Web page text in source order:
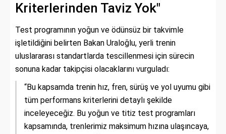
Kriterlerinden Taviz Yok"
Test programının yoğun ve ödünsüz bir takvimle
işletildiğini belirten Bakan Uraloğlu, yerli trenin
uluslararası standartlarda tescillenmesi için sürecin
sonuna kadar takipçisi olacaklarını vurguladı:
“Bu kapsamda trenin hız, fren, sürüş ve yol uyumu gibi
tüm performans kriterlerini detaylı şekilde
inceleyeceğiz. Bu yoğun ve titiz test programları
kapsamında, trenlerimiz maksimum hızına ulaşıncaya,